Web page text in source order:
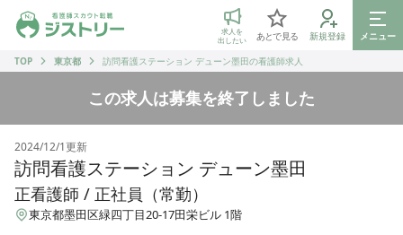
ジストリー 看護師の転職マッチング
求人を
出したい
あとで見る 新規登録
メニュー
TOP
東京都 訪問看護ステーション デューン墨田の看護師求人
この求人は募集を終了しました
2024/12/1更新
訪問看護ステーション デューン墨田
正看護師 / 正社員（常勤）
東京都墨田区緑四丁目20-17田栄ビル 1階